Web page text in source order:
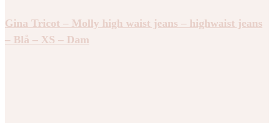
Gina Tricot – Molly high waist jeans – highwaist jeans
– Blå – XS – Dam